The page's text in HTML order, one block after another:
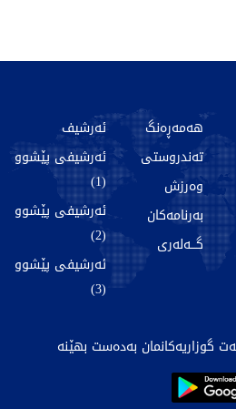
هەمەڕەنگ
تەندروستی
وەرزش
بەرنامەکان
گـــەلەری
ئەرشیف
ئەرشیفی پێشوو
(1)
ئەرشیفی پێشوو
(2)
ئەرشیفی پێشوو
(3)
گوزاریەکانمان بەدەست بهێنە